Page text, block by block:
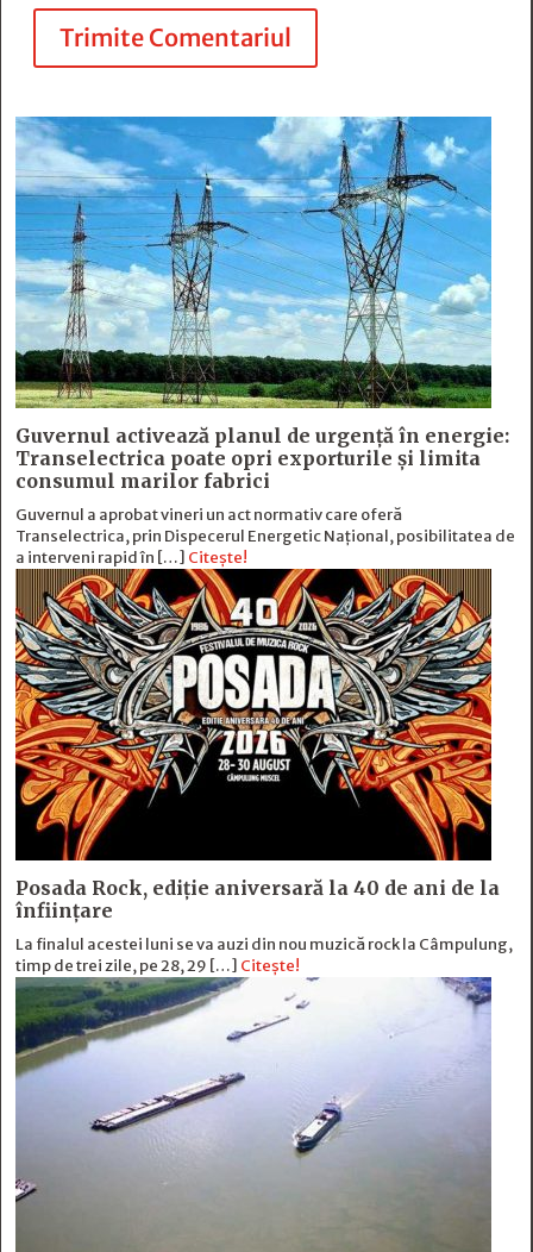
Trimite Comentariul
Guvernul activează planul de urgență în energie:
Transelectrica poate opri exporturile și limita
consumul marilor fabrici
Guvernul a aprobat vineri un act normativ care oferă
Transelectrica, prin Dispecerul Energetic Național, posibilitatea de
a interveni rapid în […] Citește!
Posada Rock, ediţie aniversară la 40 de ani de la
înfiinţare
La finalul acestei luni se va auzi din nou muzică rock la Câmpulung,
timp de trei zile, pe 28, 29 […] Citește!